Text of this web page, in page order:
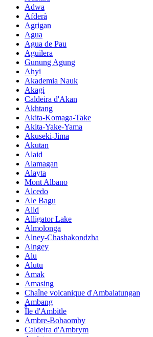
Adwa
Afderà
Agrigan
Agua
Agua de Pau
Aguilera
Gunung Agung
Ahyi
Akademia Nauk
Akagi
Caldeira d'Akan
Akhtang
Akita-Komaga-Take
Akita-Yake-Yama
Akuseki-Jima
Akutan
Alaid
Alamagan
Alayta
Mont Albano
Alcedo
Ale Bagu
Alid
Alligator Lake
Almolonga
Alney-Chashakondzha
Alngey
Alu
Alutu
Amak
Amasing
Chaîne volcanique d'Ambalatungan
Ambang
Île d'Ambitle
Ambre-Bobaomby
Caldeira d'Ambrym